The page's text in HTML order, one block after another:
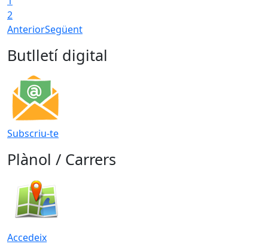
2
AnteriorSegüent
Butlletí digital
Subscriu-te
Plànol / Carrers
Accedeix